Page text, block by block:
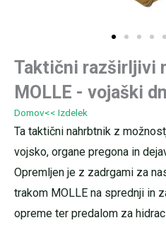
Taktični razširljivi
MOLLE - vojaški
Domov<< Izdelek
Ta taktični nahrbtnik z
vojsko, organe pregona in
Opremljen je z zadrgami za
trakom MOLLE na sprednji in
opreme ter predalom za